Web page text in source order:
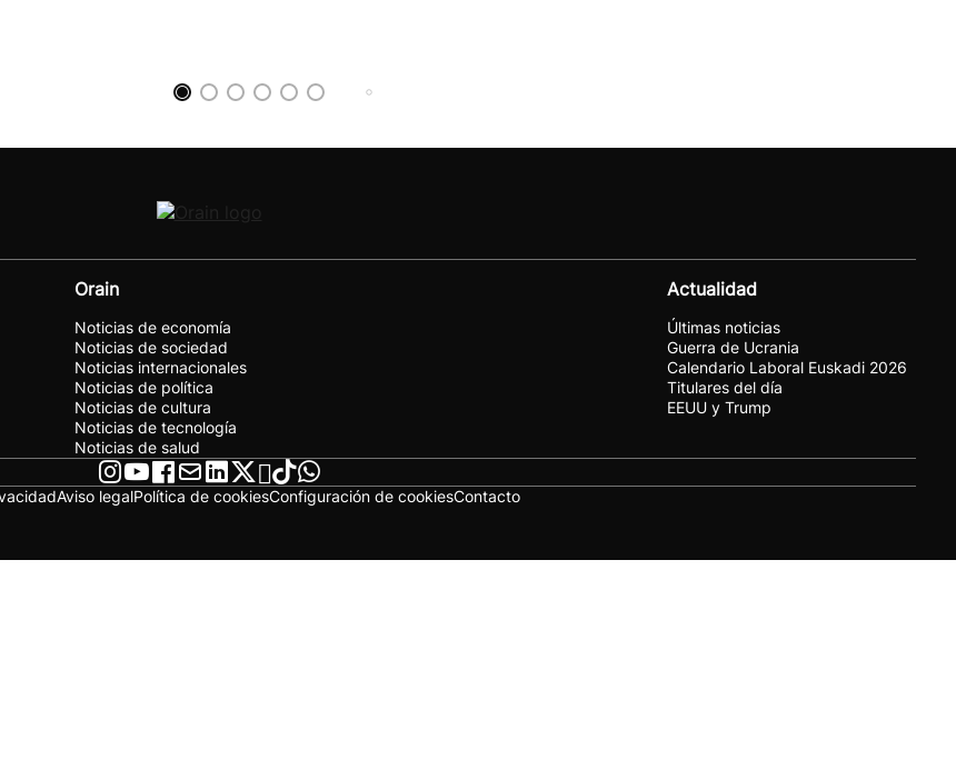
Orain
Noticias de economía
Noticias de sociedad
Noticias internacionales
Noticias de política
Noticias de cultura
Noticias de tecnología
Noticias de salud
Actualidad
Últimas noticias
Guerra de Ucrania
Calendario Laboral Euskadi 2026
Titulares del día
EEUU y Trump
Aviso legalPolítica de cookiesConfiguración de cookiesContacto